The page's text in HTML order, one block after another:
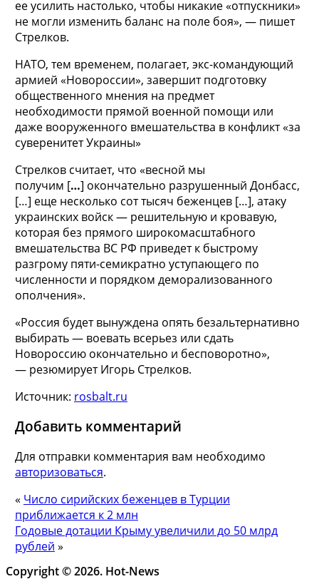
ее усилить настолько, чтобы никакие «отпускники»
не могли изменить баланс на поле боя», — пишет
Стрелков.
НАТО, тем временем, полагает, экс-командующий
армией «Новороссии», завершит подготовку
общественного мнения на предмет
необходимости прямой военной помощи или
даже вооруженного вмешательства в конфликт «за
суверенитет Украины»
Стрелков считает, что «весной мы
получим […] окончательно разрушенный Донбасс,
[…] еще несколько сот тысяч беженцев […], атаку
украинских войск — решительную и кровавую,
которая без прямого широкомасштабного
вмешательства ВС РФ приведет к быстрому
разгрому пяти-семикратно уступающего по
численности и порядком деморализованного
ополчения».
«Россия будет вынуждена опять безальтернативно
выбирать — воевать всерьез или сдать
Новороссию окончательно и бесповоротно»,
— резюмирует Игорь Стрелков.
Источник: rosbalt.ru
Добавить комментарий
Для отправки комментария вам необходимо
авторизоваться.
« Число сирийских беженцев в Турции
приближается к 2 млн
Годовые дотации Крыму увеличили до 50 млрд
рублей »
Copyright © 2026. Hot-News